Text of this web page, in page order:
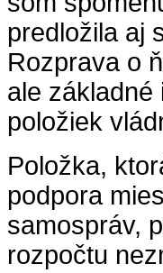
predložila aj
Rozprava o
ale
položiek
Položka,
podpora
samospráv,
rozpočtu